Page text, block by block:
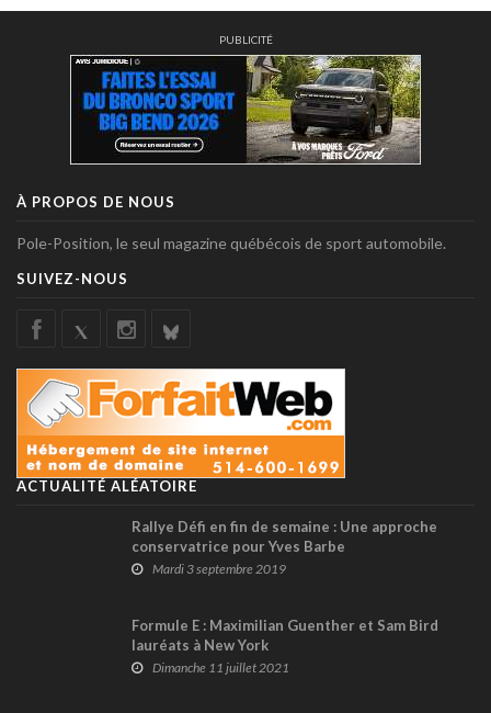
PUBLICITÉ
À PROPOS DE NOUS
Pole-Position, le seul magazine québécois de sport automobile.
SUIVEZ-NOUS
ACTUALITÉ ALÉATOIRE
Rallye Défi en fin de semaine : Une approche
conservatrice pour Yves Barbe
Mardi 3 septembre 2019
Formule E : Maximilian Guenther et Sam Bird
lauréats à New York
Dimanche 11 juillet 2021